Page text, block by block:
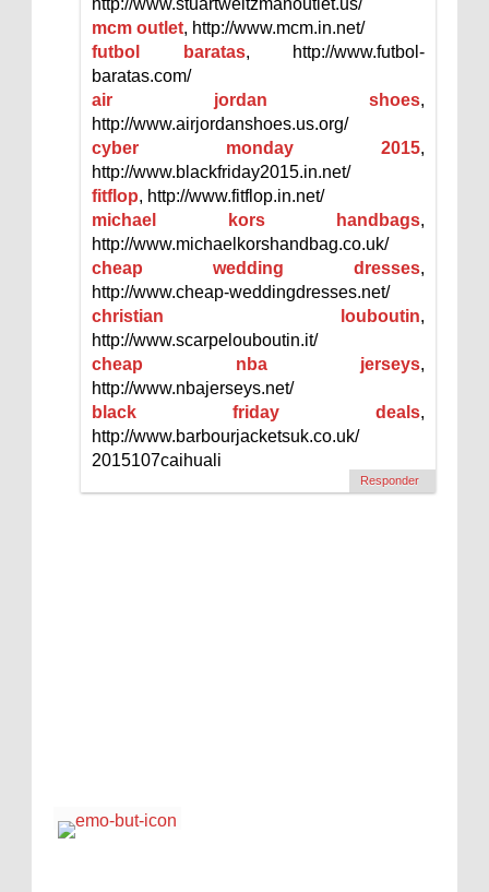
mcm outlet, http://www.mcm.in.net/
futbol baratas, http://www.futbol-
baratas.com/
air jordan shoes,
http://www.airjordanshoes.us.org/
cyber monday 2015,
http://www.blackfriday2015.in.net/
fitflop, http://www.fitflop.in.net/
michael kors handbags,
http://www.michaelkorshandbag.co.uk/
cheap wedding dresses,
http://www.cheap-weddingdresses.net/
christian louboutin,
http://www.scarpelouboutin.it/
cheap nba jerseys,
http://www.nbajerseys.net/
black friday deals,
http://www.barbourjacketsuk.co.uk/
2015107caihuali
Responder